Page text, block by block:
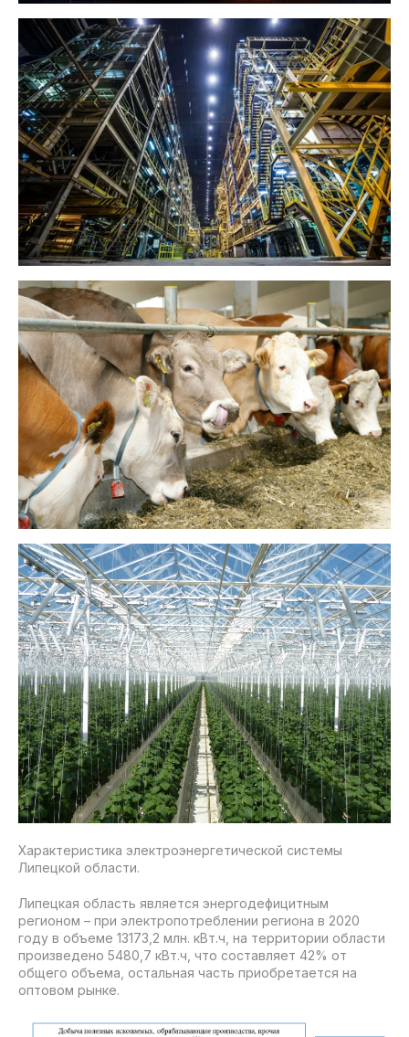
Характеристика электроэнергетической системы
Липецкой области.
Липецкая область является энергодефицитным
регионом – при электропотреблении региона в 2020
году в объеме 13173,2 млн. кВт.ч, на территории области
произведено 5480,7 кВт.ч, что составляет 42% от
общего объема, остальная часть приобретается на
оптовом рынке.